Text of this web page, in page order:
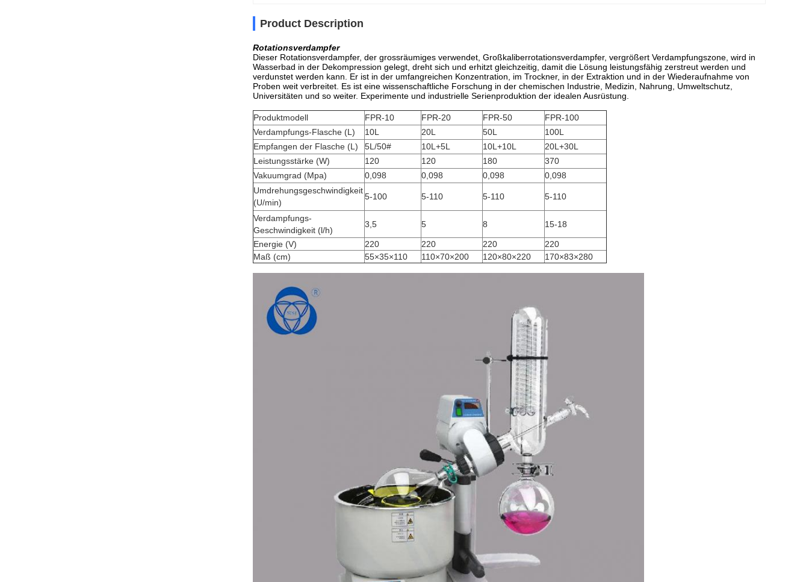
Product Description
Rotationsverdampfer
Dieser Rotationsverdampfer, der grossräumiges verwendet, Großkaliberrotationsverdampfer, vergrößert Verdampfungszone, wird in
Wasserbad in der Dekompression gelegt, dreht sich und erhitzt gleichzeitig, damit die Lösung leistungsfähig zerstreut werden und
verdunstet werden kann. Er ist in der umfangreichen Konzentration, im Trockner, in der Extraktion und in der Wiederaufnahme von
Proben weit verbreitet. Es ist eine wissenschaftliche Forschung in der chemischen Industrie, Medizin, Nahrung, Umweltschutz,
Universitäten und so weiter. Experimente und industrielle Serienproduktion der idealen Ausrüstung.
Produktmodell FPR-10 FPR-20 FPR-50
FPR-100
Verdampfungs-Flasche (L)
10L 20L 50L
100L
Empfangen der Flasche (L)
5L/50# 10L+5L 10L+10L
20L+30L
Leistungsstärke (W)
120 120 180
370
Vakuumgrad (Mpa)
0,098 0,098 0,098
0,098
Umdrehungsgeschwindigkeit
(U/min)
5-100 5-110 5-110 5-110
Verdampfungs-
Geschwindigkeit (l/h)
3,5 5 8 15-18
Energie (V) 220 220 220
220
Maß (cm)
55×35×110 110×70×200 120×80×220 170×83×280